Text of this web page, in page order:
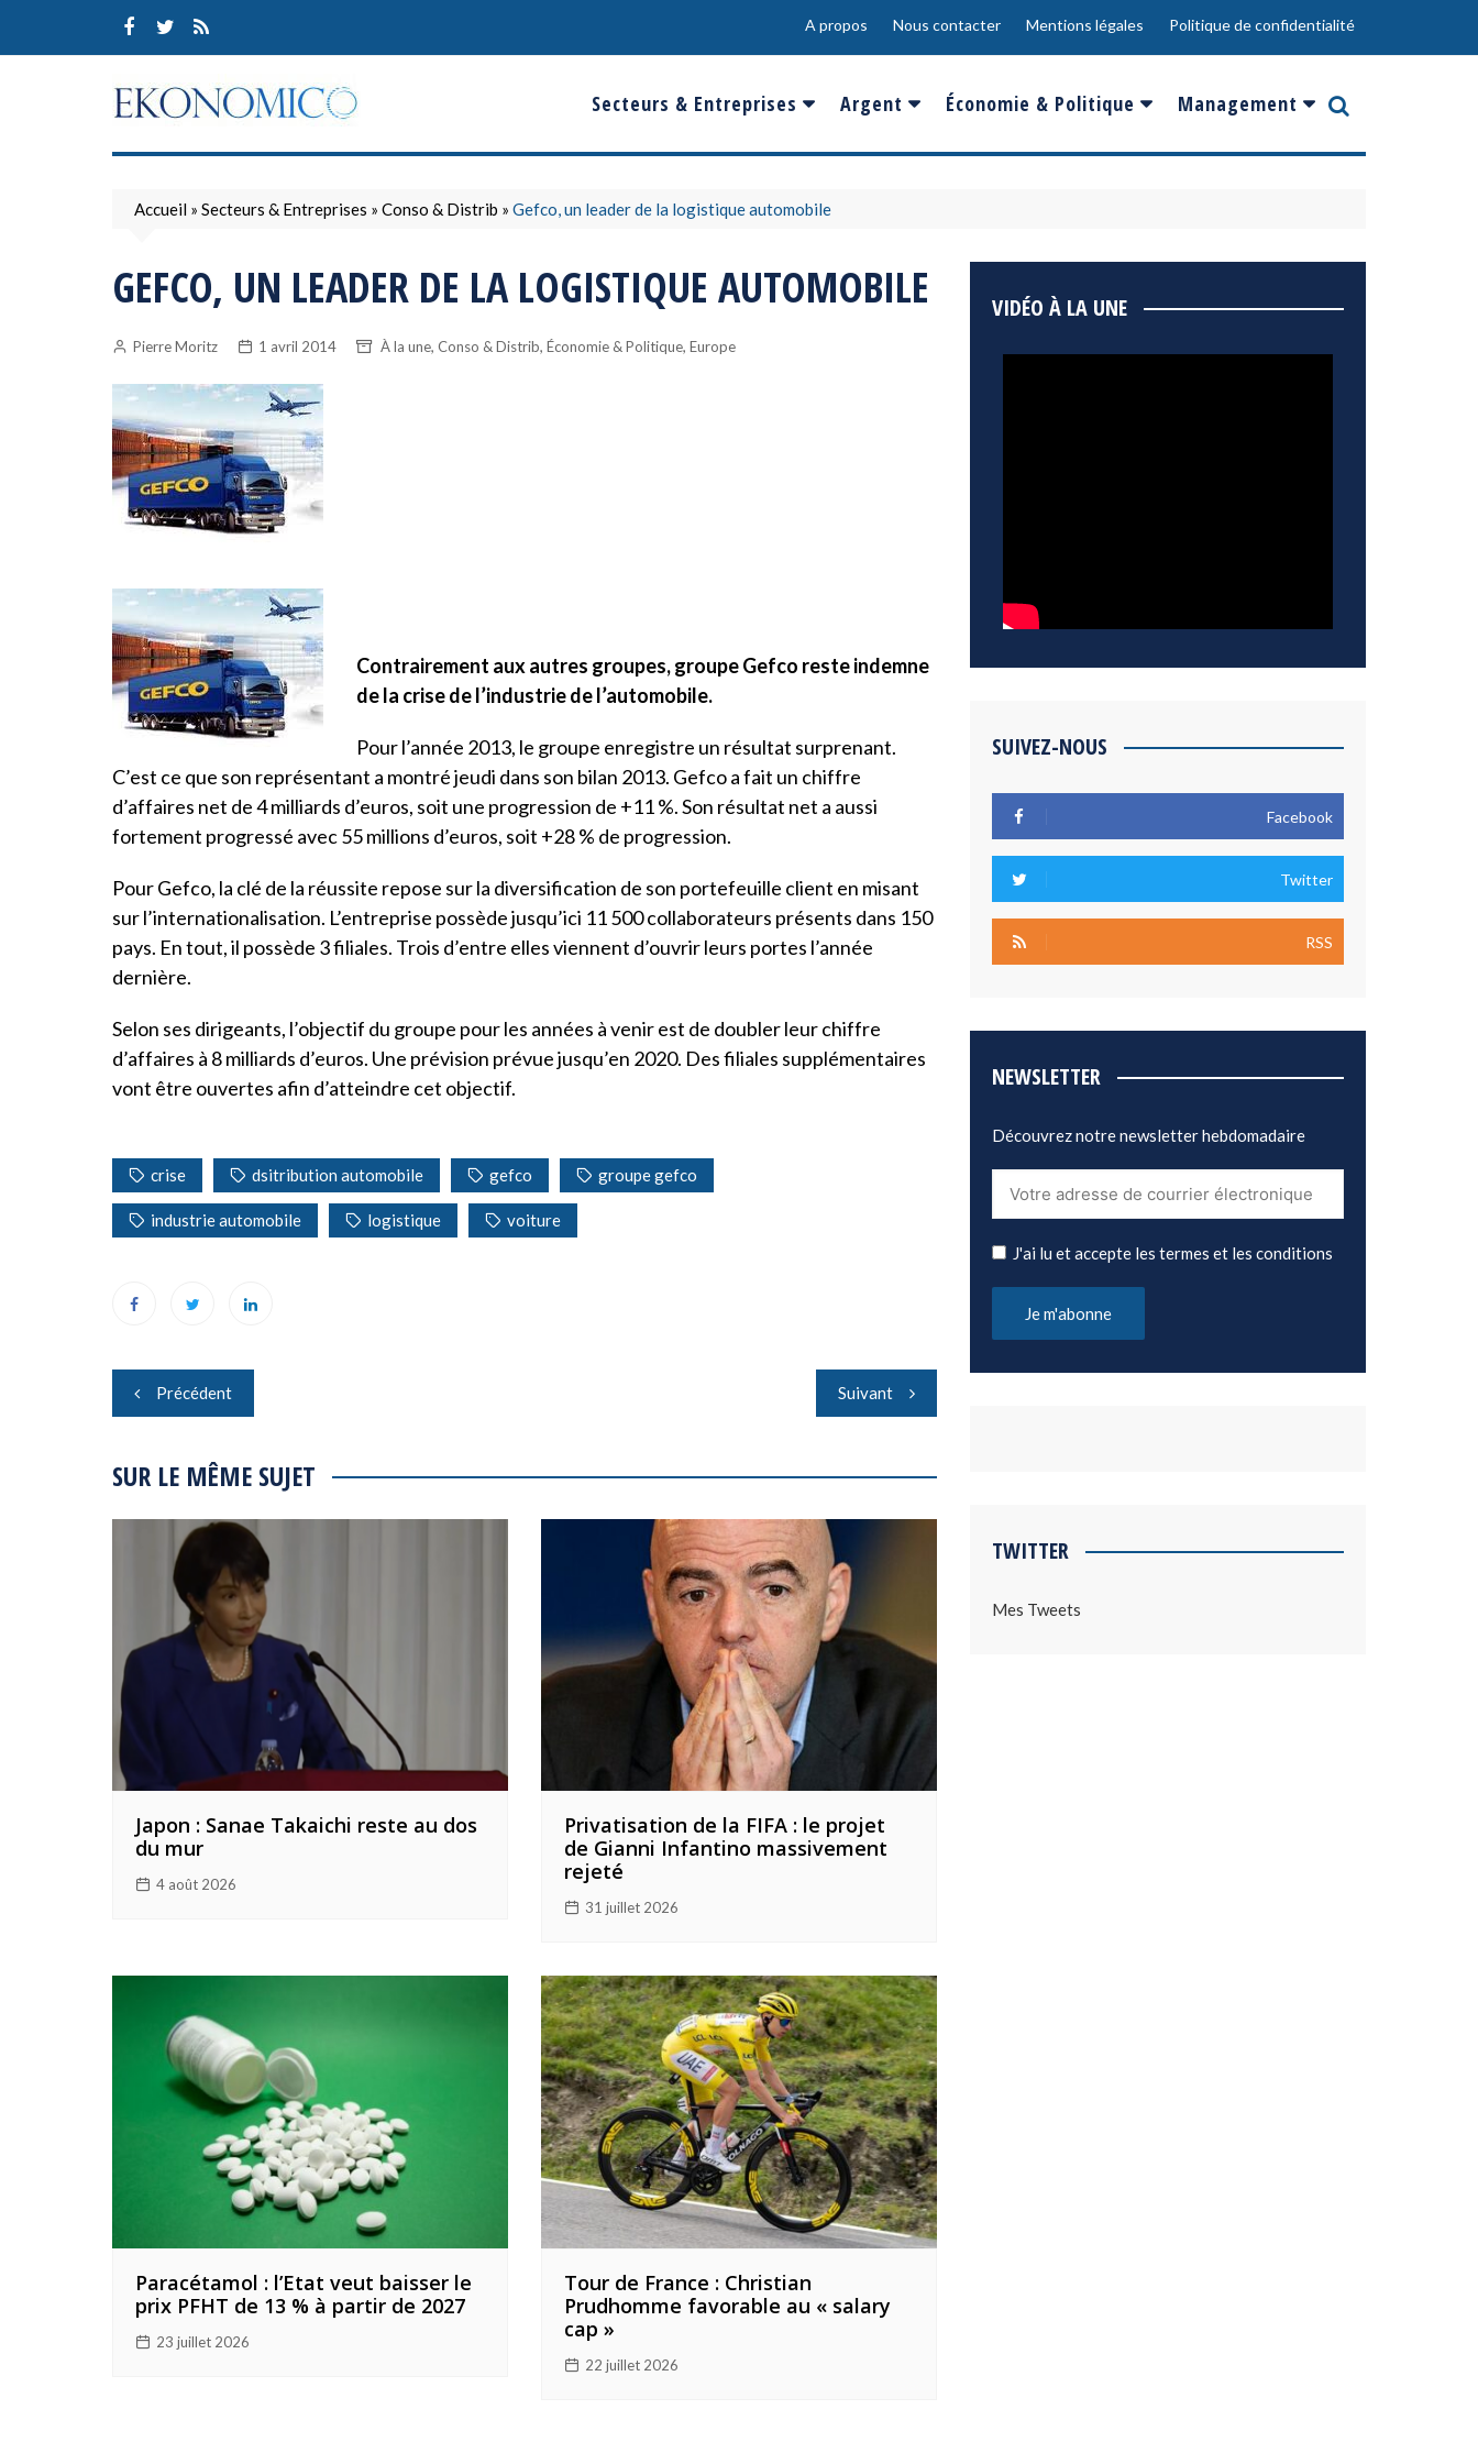
content
A propos Nous contacter Mentions légales Politique de confidentialité
Secteurs & Entreprises
Banques & Finances
Conso & Distrib
Environnement
Argent
Salaire
Epargne & Placements
Économie & Politique
France
Management
Innovation
Accueil » Secteurs & Entreprises » Conso & Distrib » Gefco, un leader de la logistique automobile
GEFCO, UN LEADER DE LA LOGISTIQUE AUTOMOBILE
Pierre Moritz 1 avril 2014 À la une, Conso & Distrib, Économie & Politique, Europe
Contrairement aux autres groupes, groupe Gefco reste indemne
de la crise de l’industrie de l’automobile.
Pour l’année 2013, le groupe enregistre un résultat surprenant.
C’est ce que son représentant a montré jeudi dans son bilan 2013. Gefco a fait un chiffre
d’affaires net de 4 milliards d’euros, soit une progression de +11 %. Son résultat net a aussi
fortement progressé avec 55 millions d’euros, soit +28 % de progression.
Pour Gefco, la clé de la réussite repose sur la diversification de son portefeuille client en misant
sur l’internationalisation. L’entreprise possède jusqu’ici 11 500 collaborateurs présents dans 150
pays. En tout, il possède 3 filiales. Trois d’entre elles viennent d’ouvrir leurs portes l’année
dernière.
Selon ses dirigeants, l’objectif du groupe pour les années à venir est de doubler leur chiffre
d’affaires à 8 milliards d’euros. Une prévision prévue jusqu’en 2020. Des filiales supplémentaires
vont être ouvertes afin d’atteindre cet objectif.
crise dsitribution automobile gefco groupe gefco
industrie automobile logistique voiture
Navigation
de
l’article
Précédent Suivant
SUR LE MÊME SUJET
Japon : Sanae Takaichi reste au dos
du mur
4 août 2026
Privatisation de la FIFA : le projet
de Gianni Infantino massivement
rejeté
31 juillet 2026
Paracétamol : l’Etat veut baisser le
prix PFHT de 13 % à partir de 2027
23 juillet 2026
Tour de France : Christian
Prudhomme favorable au « salary
cap »
22 juillet 2026
VIDÉO À LA UNE
SUIVEZ-NOUS
Facebook
Twitter
RSS
NEWSLETTER
Découvrez notre newsletter hebdomadaire
J'ai lu et accepte les termes et les conditions
TWITTER
Mes Tweets